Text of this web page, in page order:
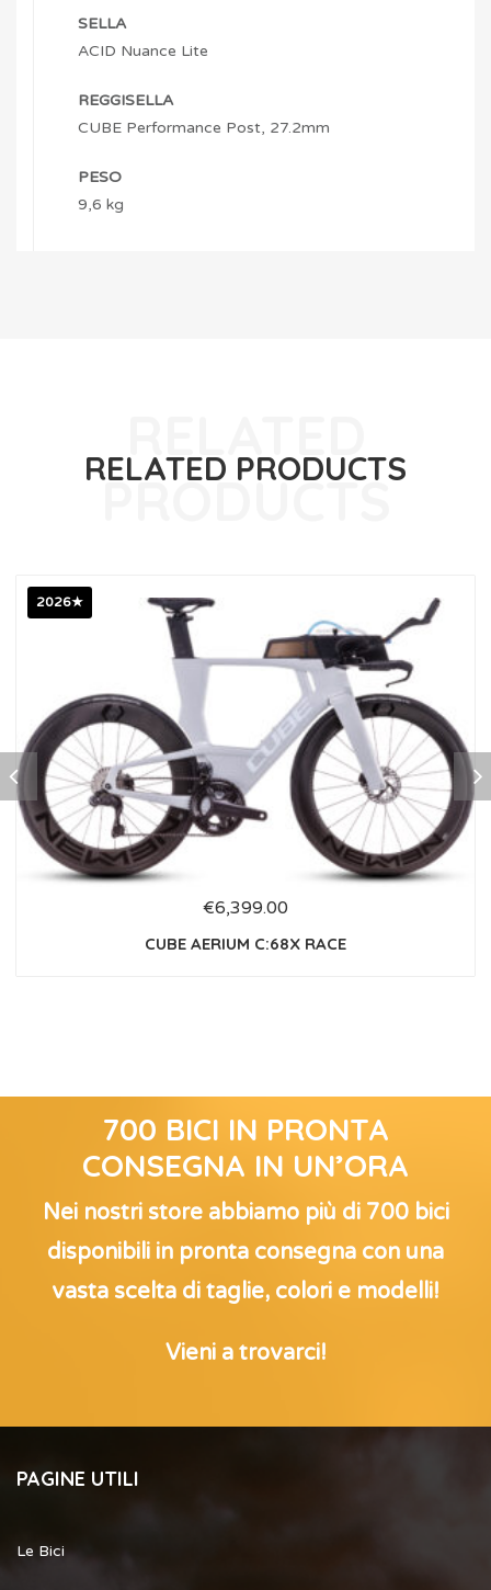
SELLA
ACID Nuance Lite
REGGISELLA
CUBE Performance Post, 27.2mm
PESO
9,6 kg
RELATED PRODUCTS
2026★
€6,399.00
CUBE AERIUM C:68X RACE
700 BICI IN PRONTA
CONSEGNA IN UN’ORA
Nei nostri store abbiamo più di 700 bici
disponibili in pronta consegna con una
vasta scelta di taglie, colori e modelli!
Vieni a trovarci!
PAGINE UTILI
Le Bici